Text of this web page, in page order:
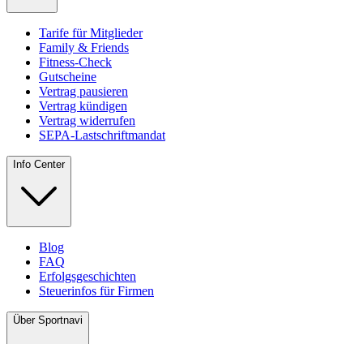
Tarife für Mitglieder
Family & Friends
Fitness-Check
Gutscheine
Vertrag pausieren
Vertrag kündigen
Vertrag widerrufen
SEPA-Lastschriftmandat
Info Center
Blog
FAQ
Erfolgsgeschichten
Steuerinfos für Firmen
Über Sportnavi